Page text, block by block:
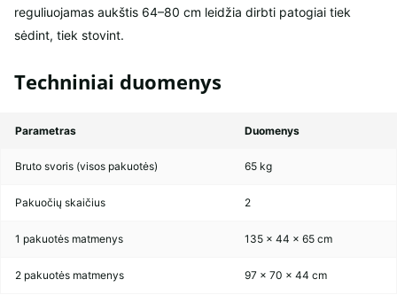
reguliuojamas aukštis 64–80 cm leidžia dirbti patogiai tiek
sėdint, tiek stovint.
Techniniai duomenys
Parametras Duomenys
Bruto svoris (visos pakuotės) 65 kg
Pakuočių skaičius 2
1 pakuotės matmenys 135 × 44 × 65 cm
2 pakuotės matmenys 97 × 70 × 44 cm